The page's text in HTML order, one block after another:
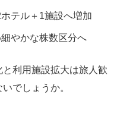
テル＋1施設へ増加
やかな株数区分へ
利用施設拡大は旅人歓
でしょうか。